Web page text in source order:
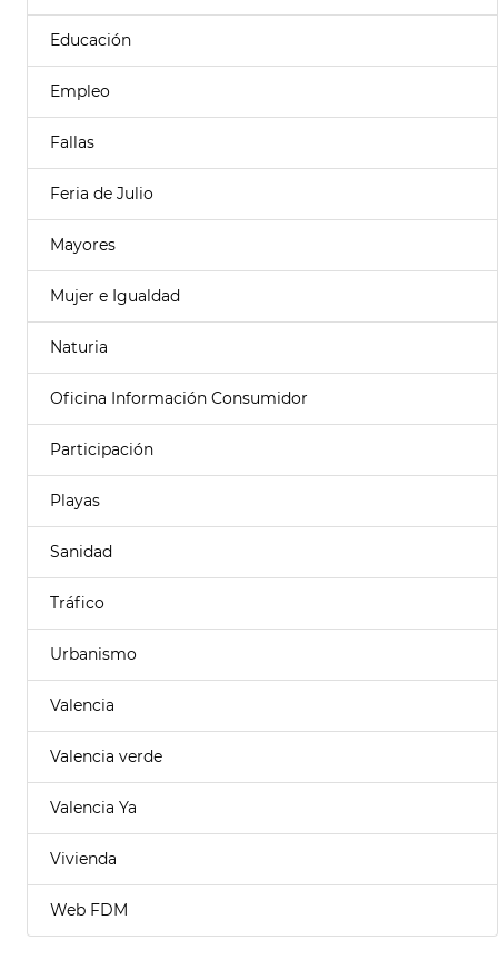
Educación
Empleo
Fallas
Feria de Julio
Mayores
Mujer e Igualdad
Naturia
Oficina Información Consumidor
Participación
Playas
Sanidad
Tráfico
Urbanismo
Valencia
Valencia verde
Valencia Ya
Vivienda
Web FDM